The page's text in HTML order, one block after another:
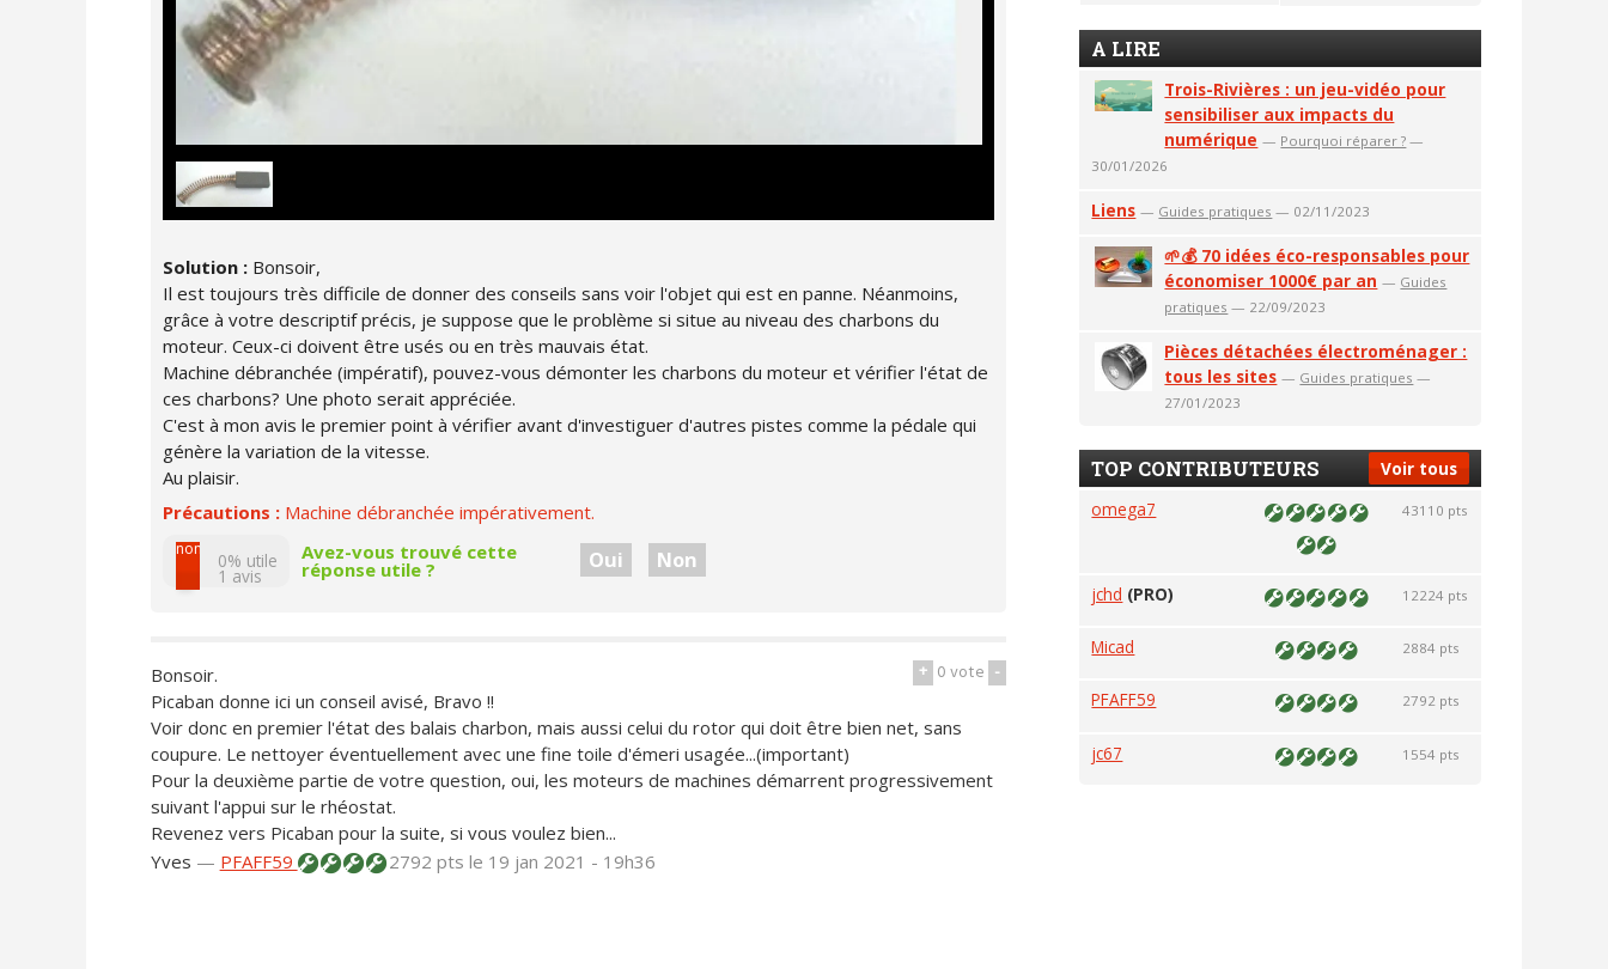
Solution : Bonsoir,
Il est toujours très difficile de donner des conseils sans voir l'objet qui est en panne. Néanmoins,
grâce à votre descriptif précis, je suppose que le problème si situe au niveau des charbons du
moteur. Ceux-ci doivent être usés ou en très mauvais état.
Machine débranchée (impératif), pouvez-vous démonter les charbons du moteur et vérifier l'état de
ces charbons? Une photo serait appréciée.
C'est à mon avis le premier point à vérifier avant d'investiguer d'autres pistes comme la pédale qui
génère la variation de la vitesse.
Au plaisir.
Précautions : Machine débranchée impérativement.
non
0% utile
1 avis
Avez-vous trouvé cette
réponse utile ? Oui Non
+ 0vote -
Bonsoir.
Picaban donne ici un conseil avisé, Bravo !!
Voir donc en premier l'état des balais charbon, mais aussi celui du rotor qui doit être bien net, sans
coupure. Le nettoyer éventuellement avec une fine toile d'émeri usagée...(important)
Pour la deuxième partie de votre question, oui, les moteurs de machines démarrent progressivement
suivant l'appui sur le rhéostat.
Revenez vers Picaban pour la suite, si vous voulez bien...
Yves — PFAFF59 2792 pts le 19 jan 2021 - 19h36
A LIRE
Trois-Rivières : un jeu-vidéo pour
sensibiliser aux impacts du
numérique — Pourquoi réparer ? —
30/01/2026
Liens — Guides pratiques — 02/11/2023
🌱💰 70 idées éco-responsables pour
économiser 1000€ par an — Guides
pratiques — 22/09/2023
Pièces détachées électroménager :
tous les sites — Guides pratiques —
27/01/2023
Voir tous
TOP CONTRIBUTEURS
omega7 43110 pts
jchd (PRO) 12224 pts
Micad 2884 pts
PFAFF59 2792 pts
jc67 1554 pts